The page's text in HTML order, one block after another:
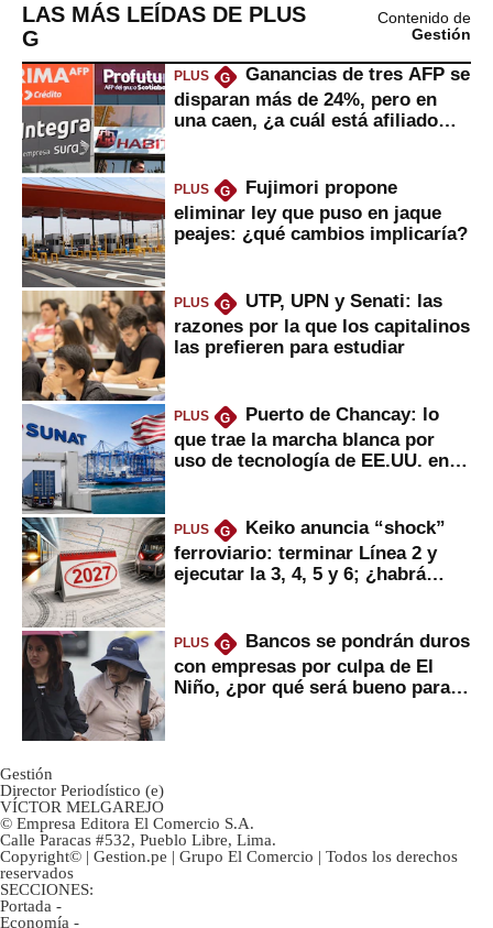
LAS MÁS LEÍDAS DE PLUS
G
Contenido de
Gestión
PLUS G
Ganancias de tres AFP se
disparan más de 24%, pero en
una caen, ¿a cuál está afiliado
PLUS G
Fujimori propone
eliminar ley que puso en jaque
peajes: ¿qué cambios implicaría?
PLUS G
UTP, UPN y Senati: las
razones por la que los capitalinos
las prefieren para estudiar
PLUS G
Puerto de Chancay: lo
que trae la marcha blanca por
uso de tecnología de EE.UU. en
PLUS G
Keiko anuncia “shock”
ferroviario: terminar Línea 2 y
ejecutar la 3, 4, 5 y 6; ¿habrá
PLUS G
Bancos se pondrán duros
con empresas por culpa de El
Niño, ¿por qué será bueno para
Gestión
Director Periodístico (e)
VÍCTOR MELGAREJO
© Empresa Editora El Comercio S.A.
Calle Paracas #532, Pueblo Libre, Lima.
Copyright© | Gestion.pe | Grupo El Comercio | Todos los derechos
reservados
SECCIONES:
Portada -
Economía -